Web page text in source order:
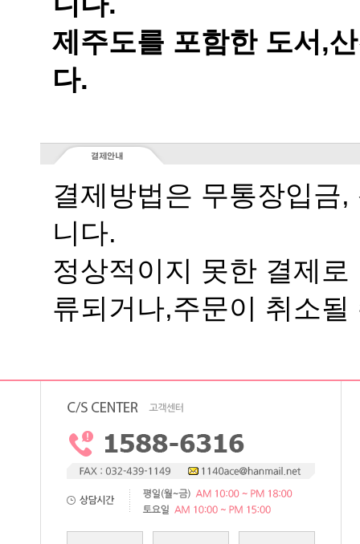
다.
니다.
류되거나,주문이 취소될